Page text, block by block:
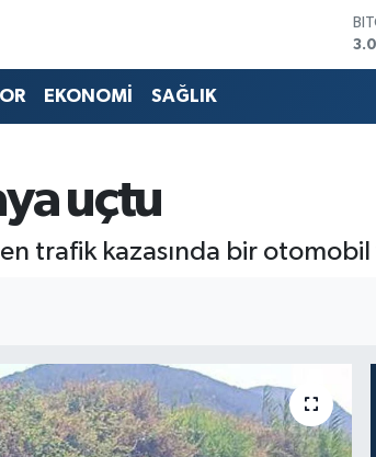
EKONOMİ SAĞLIK
uçtu
trafik kazasında bir